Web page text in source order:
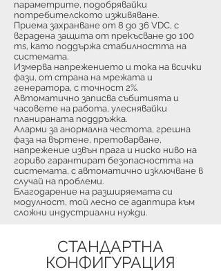
параметрите, подобрявайки
потребителското изживяване.
Приема захранване от 8 до 36 VDC, с
вградена защита от прекъсване до 100
ms, като поддържа стабилността на
системата.
Измерва напрежението и тока на всички
фази, от страна на мрежата и
генератора, с точност 2%.
Автоматично записва събитията и
часовете на работа, улеснявайки
планираната поддръжка.
Аларми за анормална честота, грешна
фаза на въртене, претоварване,
напрежение извън прага и ниско ниво на
гориво гарантират безопасността на
системата, с автоматично изключване в
случай на проблеми.
Благодарение на разширяемата си
модулност, той лесно се адаптира към
сложни индустриални нужди.
СТАНДАРТНА
КОНФИГУРАЦИЯ